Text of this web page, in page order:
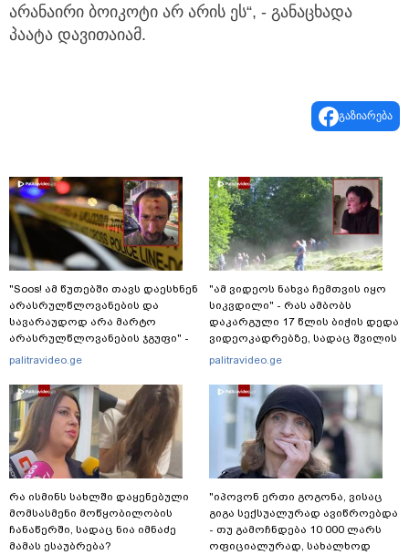
არანაირი ბოიკოტი არ არის ეს“, - განაცხადა
პაატა დავითაიამ.
გაზიარება
"Soos! ამ წუთებში თავს დაესხნენ
არასრულწლოვანების და
სავარაუდოდ არა მარტო
არასრულწლოვანების ჯგუფი" -
რა ინფორმაციას ავრცელებს
palitravideo.ge
რა ისმინს სახლში დაყენებული
მომსასმენი მოწყობილობის
ჩანაწერში, სადაც ნია იმნაძე
მამას ესაუბრება?
"ამ ვიდეოს ნახვა ჩემთვის იყო
სიკვდილი" - რას ამბობს
დაკარგული 17 წლის ბიჭის დედა
ვიდეოკადრებზე, სადაც შვილის
განწირული ვედრების ხმა
palitravideo.ge
"იპოვონ ერთი გოგონა, ვისაც
გიგა სექსუალურად ავიწროებდა
- თუ გამოჩნდება 10 000 ლარს
ოფიციალურად, სახალხოდ